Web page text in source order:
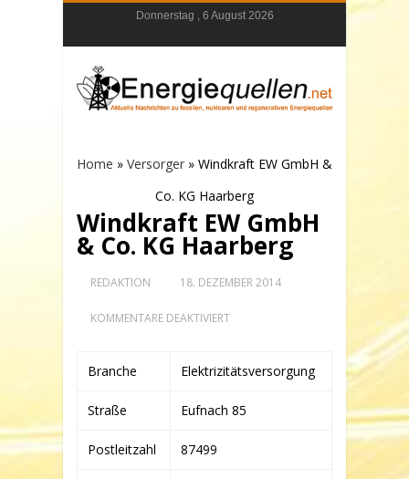
Donnerstag , 6 August 2026
Home » Versorger » Windkraft EW GmbH &
Co. KG Haarberg
Windkraft EW GmbH
& Co. KG Haarberg
REDAKTION 18. DEZEMBER 2014
KOMMENTARE DEAKTIVIERTFÜR
&
KG
HAARBERG
Branche Elektrizitätsversorgung
Straße Eufnach 85
Postleitzahl 87499